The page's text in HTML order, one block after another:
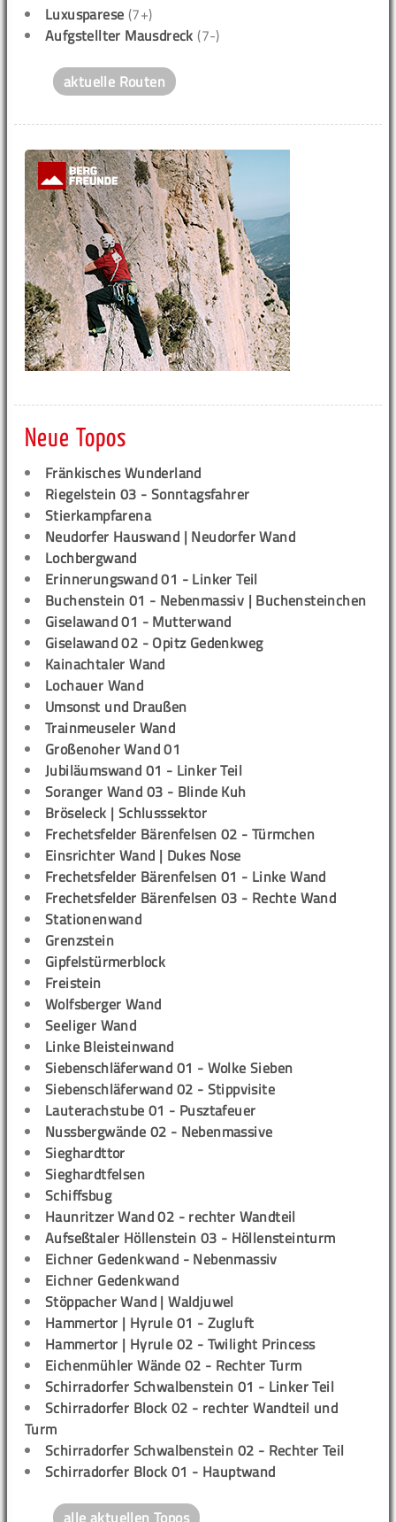
Luxusparese (7+)
Aufgstellter Mausdreck (7-)
aktuelle Routen
Neue Topos
Fränkisches Wunderland
Riegelstein 03 - Sonntagsfahrer
Stierkampfarena
Neudorfer Hauswand | Neudorfer Wand
Lochbergwand
Erinnerungswand 01 - Linker Teil
Buchenstein 01 - Nebenmassiv | Buchensteinchen
Giselawand 01 - Mutterwand
Giselawand 02 - Opitz Gedenkweg
Kainachtaler Wand
Lochauer Wand
Umsonst und Draußen
Trainmeuseler Wand
Großenoher Wand 01
Jubiläumswand 01 - Linker Teil
Soranger Wand 03 - Blinde Kuh
Bröseleck | Schlusssektor
Frechetsfelder Bärenfelsen 02 - Türmchen
Einsrichter Wand | Dukes Nose
Frechetsfelder Bärenfelsen 01 - Linke Wand
Frechetsfelder Bärenfelsen 03 - Rechte Wand
Stationenwand
Grenzstein
Gipfelstürmerblock
Freistein
Wolfsberger Wand
Seeliger Wand
Linke Bleisteinwand
Siebenschläferwand 01 - Wolke Sieben
Siebenschläferwand 02 - Stippvisite
Lauterachstube 01 - Pusztafeuer
Nussbergwände 02 - Nebenmassive
Sieghardttor
Sieghardtfelsen
Schiffsbug
Haunritzer Wand 02 - rechter Wandteil
Aufseßtaler Höllenstein 03 - Höllensteinturm
Eichner Gedenkwand - Nebenmassiv
Eichner Gedenkwand
Stöppacher Wand | Waldjuwel
Hammertor | Hyrule 01 - Zugluft
Hammertor | Hyrule 02 - Twilight Princess
Eichenmühler Wände 02 - Rechter Turm
Schirradorfer Schwalbenstein 01 - Linker Teil
Schirradorfer Block 02 - rechter Wandteil und
Turm
Schirradorfer Schwalbenstein 02 - Rechter Teil
Schirradorfer Block 01 - Hauptwand
alle aktuellen Topos